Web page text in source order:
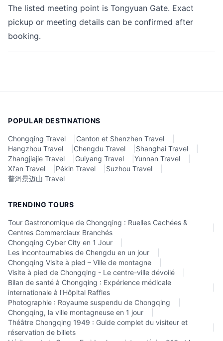
The listed meeting point is Tongyuan Gate. Exact
pickup or meeting details can be confirmed after
booking.
POPULAR DESTINATIONS
Chongqing Travel Canton et Shenzhen Travel
Hangzhou Travel
Chengdu Travel Shanghai Travel
Zhangjiajie Travel
Guiyang Travel Yunnan Travel
Xi'an Travel
Pékin Travel Suzhou Travel
普洱景迈山 Travel
TRENDING TOURS
Tour Gastronomique de Chongqing : Ruelles Cachées &
Centres Commerciaux Branchés
Chongqing Cyber City en 1 Jour
Les incontournables de Chengdu en un jour
Chongqing Visite à pied – Ville de montagne
Visite à pied de Chongqing - Le centre-ville dévoilé
Bilan de santé à Chongqing : Expérience médicale
internationale à l'Hôpital Raffles
Photographie : Royaume suspendu de Chongqing
Chongqing, la ville montagneuse en 1 jour
Théâtre Chongqing 1949 : Guide complet du visiteur et
réservation de billets